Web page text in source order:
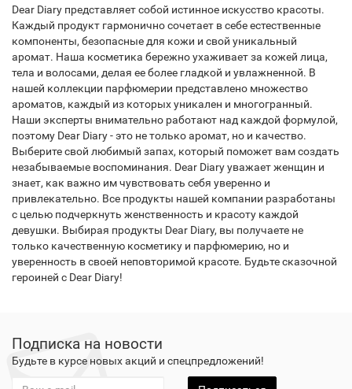
Dear Diary представляет собой истинное искусство красоты.
Каждый продукт гармонично сочетает в себе естественные
компоненты, безопасные для кожи и свой уникальный
аромат. Наша косметика бережно ухаживает за кожей лица,
тела и волосами, делая ее более гладкой и увлажненной. В
нашей коллекции парфюмерии представлено множество
ароматов, каждый из которых уникален и многогранный.
Наши эксперты внимательно работают над каждой формулой,
поэтому Dear Diary - это не только аромат, но и качество.
Выберите свой любимый запах, который поможет вам создать
незабываемые воспоминания. Dear Diary уважает женщин и
знает, как важно им чувствовать себя уверенно и
привлекательно. Все продукты нашей компании разработаны
с целью подчеркнуть женственность и красоту каждой
девушки. Выбирая продукты Dear Diary, вы получаете не
только качественную косметику и парфюмерию, но и
уверенность в своей неповторимой красоте. Будьте сказочной
героиней с Dear Diary!
Подписка на новости
Будьте в курсе новых акций и спецпредложений!